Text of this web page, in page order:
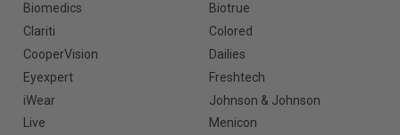
Biomedics
Biotrue
Clariti
Colored
CooperVision
Dailies
Eyexpert
Freshtech
iWear
Johnson & Johnson
Live
Menicon